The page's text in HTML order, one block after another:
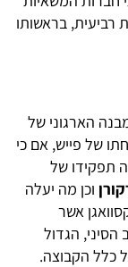
רביעית, בראשותו
הארגוני של
של פייש, אם כי
תפקידו של
וכן מה יעלה
אשר
הסיני, הגדול
כלל הקבוצה.